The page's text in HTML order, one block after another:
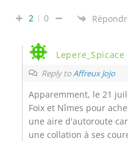
2 0
Lepere_Spicace
Reply toAffreux Jojo
Apparemment, le 21
Foix et Nîmes pour
une aire d'autoroute
une collation à ses